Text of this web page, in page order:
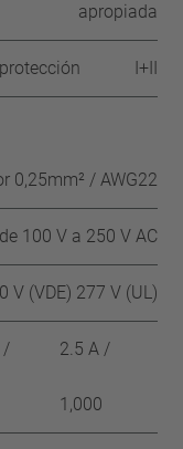
apropiada
I+II
0,25mm² / AWG22
de 100 V a 250 V AC
V (VDE) 277 V (UL)
/ 2.5 A /
1,000